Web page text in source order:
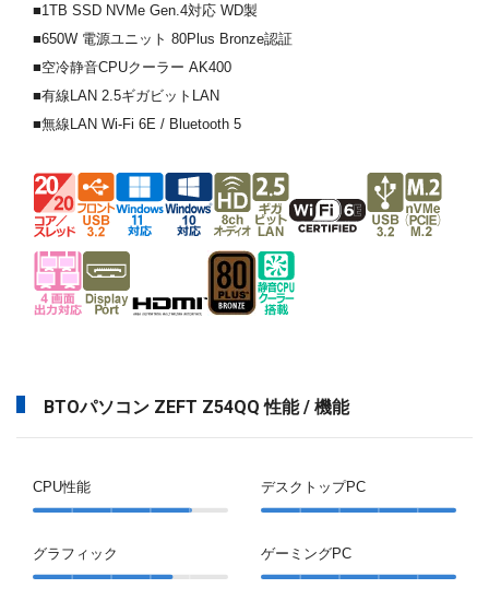
■1TB SSD NVMe Gen.4対応 WD製
■650W 電源ユニット 80Plus Bronze認証
■空冷静音CPUクーラー AK400
■有線LAN 2.5ギガビットLAN
■無線LAN Wi-Fi 6E / Bluetooth 5
BTOパソコン ZEFT Z54QQ 性能 / 機能
CPU性能
グラフィック
デスクトップPC
ゲーミングPC